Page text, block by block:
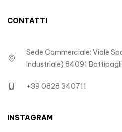
CONTATTI
Sede Commerciale: Viale
Industriale) 84091
+39 0828 340711
INSTAGRAM